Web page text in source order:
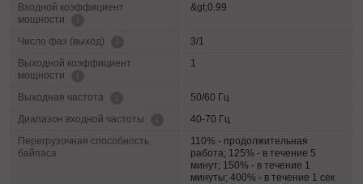
Входной коэффициент
мощности
&gt;0.99
Число фаз (выход)
3/1
Выходной коэффициент
мощности
1
Выходная частота
50/60 Гц
Диапазон входной частоты
40-70 Гц
Перегрузочная способность
байпаса
110% - продолжительная
работа; 125% - в течение 5
минут; 150% - в течение 1
минуты; 400% - в течение 1 сек